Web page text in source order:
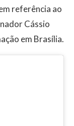
referência ao
Cássio
em Brasília.